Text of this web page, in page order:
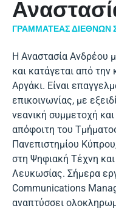
ΓΡΑΜΜΑΤΈΑΣ ΔΙΕΘΝΏΝ
Η Αναστασία Ανδρέου
και κατάγεται από
Αργάκι. Είναι
επικοινωνίας, με
νεανική συμμετοχή
απόφοιτη του
Πανεπιστημίου
στη Ψηφιακή Τέχνη
Λευκωσίας. Σήμερα
Communications
αναπτύσσει